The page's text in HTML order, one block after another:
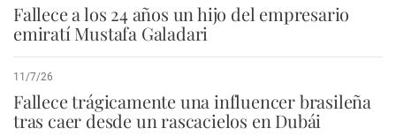
Fallece a los 24 años un hijo del empresario
emiratí Mustafa Galadari
11/7/26
Fallece trágicamente una influencer brasileña
tras caer desde un rascacielos en Dubái